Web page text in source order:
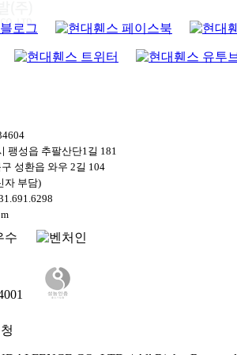
팽성읍 추팔산단1길 181
성환읍 와우 2길 104
자 부담)